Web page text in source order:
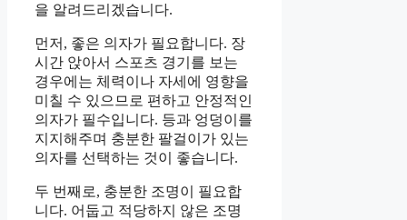
을 알려드리겠습니다.
먼저, 좋은 의자가 필요합니다. 장
시간 앉아서 스포츠 경기를 보는
경우에는 체력이나 자세에 영향을
미칠 수 있으므로 편하고 안정적인
의자가 필수입니다. 등과 엉덩이를
지지해주며 충분한 팔걸이가 있는
의자를 선택하는 것이 좋습니다.
두 번째로, 충분한 조명이 필요합
니다. 어둡고 적당하지 않은 조명